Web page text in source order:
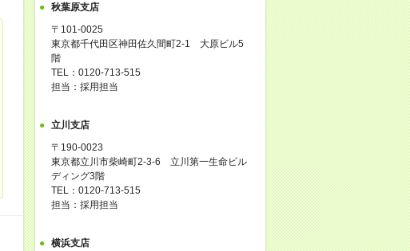
秋葉原支店
〒101-0025
東京都千代田区神田佐久間町2-1 大原ビル5
階
TEL：0120-713-515
担当：採用担当
立川支店
〒190-0023
東京都立川市柴崎町2-3-6 立川第一生命ビル
ディング3階
TEL：0120-713-515
担当：採用担当
横浜支店